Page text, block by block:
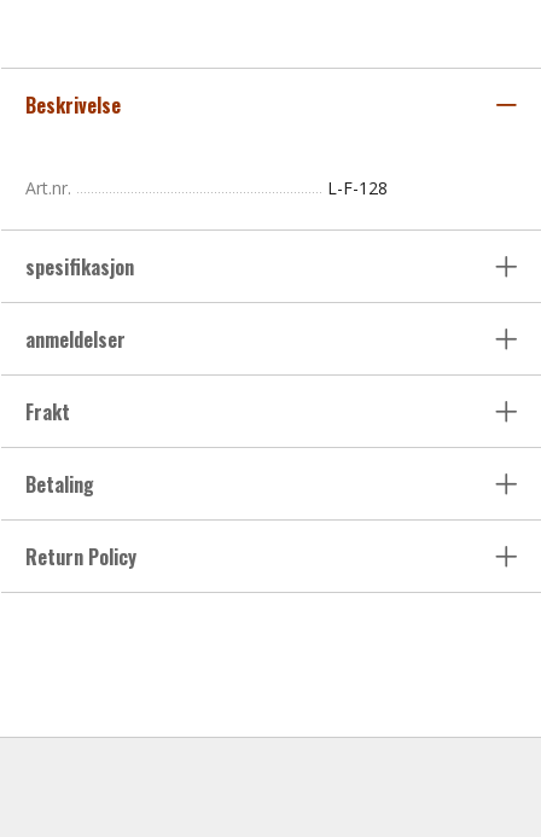
Beskrivelse
Art.nr. L-F-128
spesifikasjon
anmeldelser
Frakt
Betaling
Return Policy